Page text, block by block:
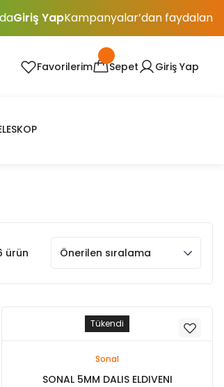
Giriş YapKampanyalar’dan faydalan
Favorilerim Sepet Giriş Yap
ürün
Tükendi
Sonal
SONAL 5MM DALIS ELDIVENI